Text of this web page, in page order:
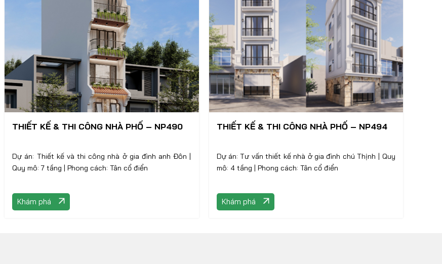
THIẾT KẾ & THI CÔNG NHÀ PHỐ – NP490
Dự án: Thiết kế và thi công nhà ở gia đình anh Đôn |
Quy mô: 7 tầng | Phong cách: Tân cổ điển
Khám phá
THIẾT KẾ & THI CÔNG NHÀ PHỐ – NP494
Dự án: Tư vấn thiết kế nhà ở gia đình chú Thịnh | Quy
mô: 4 tầng | Phong cách: Tân cổ điển
Khám phá